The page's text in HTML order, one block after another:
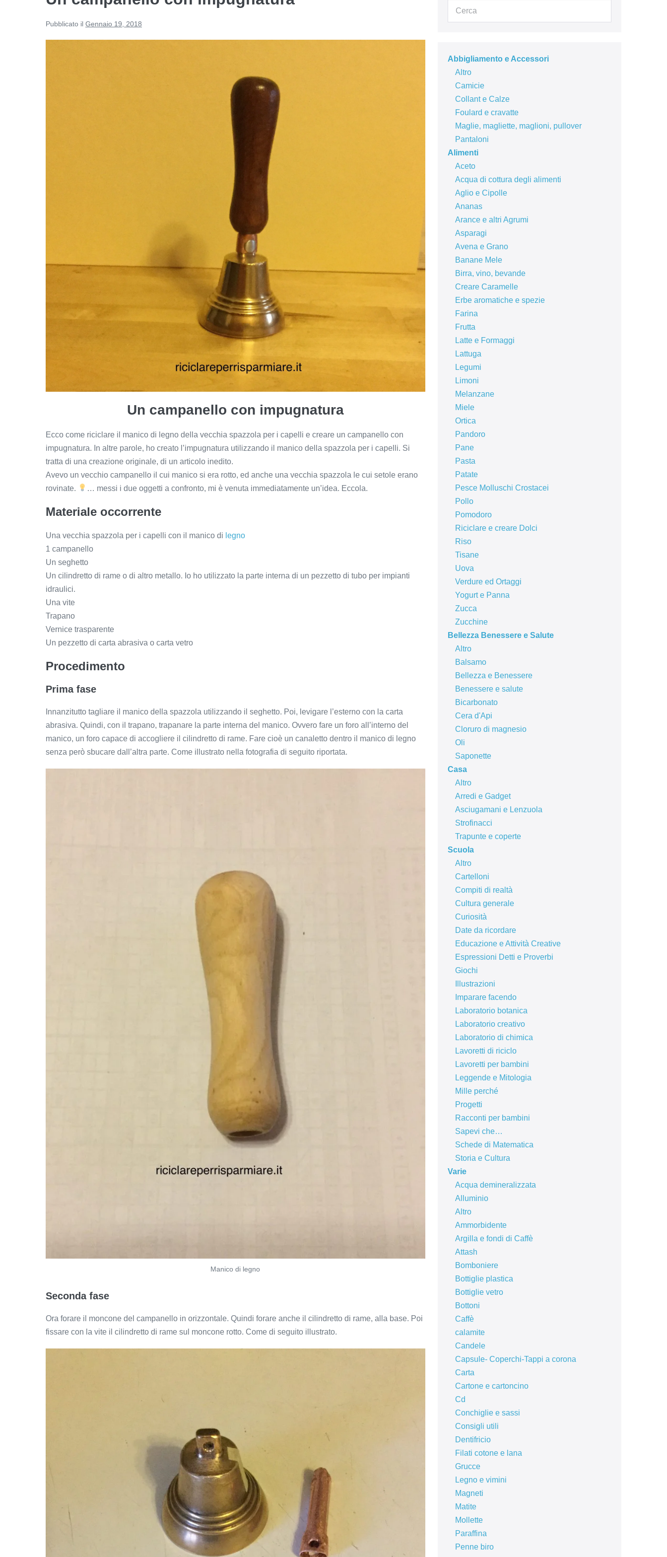
Pubblicato il Gennaio 19, 2018
Un campanello con impugnatura
Ecco come riciclare il manico di legno della vecchia spazzola per i capelli e creare un campanello con
impugnatura. In altre parole, ho creato l’impugnatura utilizzando il manico della spazzola per i capelli. Si
tratta di una creazione originale, di un articolo inedito.
Avevo un vecchio campanello il cui manico si era rotto, ed anche una vecchia spazzola le cui setole erano
rovinate.
… messi i due oggetti a confronto, mi è venuta immediatamente un’idea. Eccola.
Materiale occorrente
Una vecchia spazzola per i capelli con il manico di legno
1 campanello
Un seghetto
Un cilindretto di rame o di altro metallo. Io ho utilizzato la parte interna di un pezzetto di tubo per impianti
idraulici.
Una vite
Trapano
Vernice trasparente
Un pezzetto di carta abrasiva o carta vetro
Procedimento
Prima fase
Innanzitutto tagliare il manico della spazzola utilizzando il seghetto. Poi, levigare l’esterno con la carta
abrasiva. Quindi, con il trapano, trapanare la parte interna del manico. Ovvero fare un foro all’interno del
manico, un foro capace di accogliere il cilindretto di rame. Fare cioè un canaletto dentro il manico di legno
senza però sbucare dall’altra parte. Come illustrato nella fotografia di seguito riportata.
Manico di legno
Seconda fase
Ora forare il moncone del campanello in orizzontale. Quindi forare anche il cilindretto di rame, alla base. Poi
fissare con la vite il cilindretto di rame sul moncone rotto. Come di seguito illustrato.
Abbigliamento e Accessori
Altro
Camicie
Collant e Calze
Foulard e cravatte
Maglie, magliette, maglioni, pullover
Pantaloni
Alimenti
Aceto
Acqua di cottura degli alimenti
Aglio e Cipolle
Ananas
Arance e altri Agrumi
Asparagi
Avena e Grano
Banane Mele
Birra, vino, bevande
Creare Caramelle
Erbe aromatiche e spezie
Farina
Frutta
Latte e Formaggi
Lattuga
Legumi
Limoni
Melanzane
Miele
Ortica
Pandoro
Pane
Pasta
Patate
Pesce Molluschi Crostacei
Pollo
Pomodoro
Riciclare e creare Dolci
Riso
Tisane
Uova
Verdure ed Ortaggi
Yogurt e Panna
Zucca
Zucchine
Bellezza Benessere e Salute
Altro
Balsamo
Bellezza e Benessere
Benessere e salute
Bicarbonato
Cera d'Api
Cloruro di magnesio
Oli
Saponette
Casa
Altro
Arredi e Gadget
Asciugamani e Lenzuola
Strofinacci
Trapunte e coperte
Scuola
Altro
Cartelloni
Compiti di realtà
Cultura generale
Curiosità
Date da ricordare
Educazione e Attività Creative
Espressioni Detti e Proverbi
Giochi
Illustrazioni
Imparare facendo
Laboratorio botanica
Laboratorio creativo
Laboratorio di chimica
Lavoretti di riciclo
Lavoretti per bambini
Leggende e Mitologia
Mille perché
Progetti
Racconti per bambini
Sapevi che…
Schede di Matematica
Storia e Cultura
Varie
Acqua demineralizzata
Alluminio
Altro
Ammorbidente
Argilla e fondi di Caffè
Attash
Bomboniere
Bottiglie plastica
Bottiglie vetro
Bottoni
Caffè
calamite
Candele
Capsule- Coperchi-Tappi a corona
Carta
Cartone e cartoncino
Cd
Conchiglie e sassi
Consigli utili
Dentifricio
Filati cotone e lana
Grucce
Legno e vimini
Magneti
Matite
Mollette
Paraffina
Penne biro